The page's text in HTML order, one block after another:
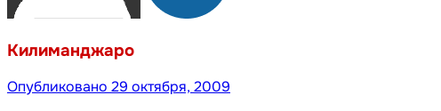
Килиманджаро
Опубликовано 29 октября, 2009